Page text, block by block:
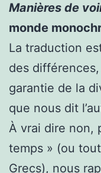
Manières de
monde
La traduction
des différences,
garantie de la
que nous dit
À vrai dire non,
temps » (ou
Grecs), nous